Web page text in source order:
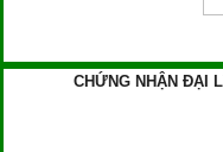
CHỨNG NHẬN ĐẠI